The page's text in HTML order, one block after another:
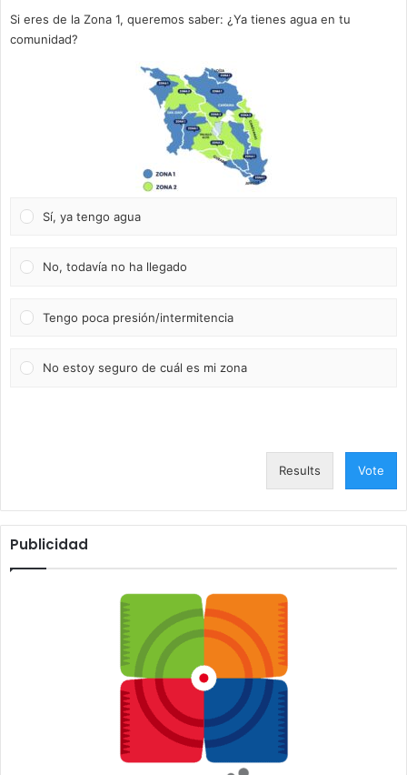
Si eres de la Zona 1, queremos saber: ¿Ya tienes agua en tu
comunidad?
Sí, ya tengo agua
No, todavía no ha llegado
Tengo poca presión/intermitencia
No estoy seguro de cuál es mi zona
Results Vote
Publicidad